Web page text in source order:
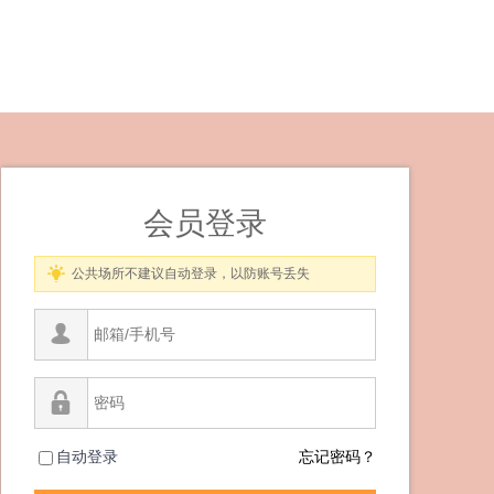
会员登录
公共场所不建议自动登录，以防账号丢失
自动登录 忘记密码？